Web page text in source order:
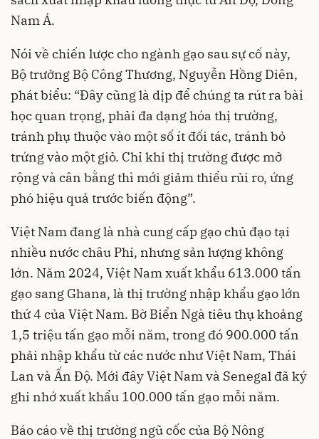
Nam Á.
Nói về chiến lược cho ngành gạo sau sự cố này,
Bộ trưởng Bộ Công Thương, Nguyễn Hồng Diên,
phát biểu: “Đây cũng là dịp để chúng ta rút ra bài
học quan trọng, phải đa dạng hóa thị trường,
tránh phụ thuộc vào một số ít đối tác, tránh bỏ
trứng vào một giỏ. Chỉ khi thị trường được mở
rộng và cân bằng thì mới giảm thiểu rủi ro, ứng
phó hiệu quả trước biến động”.
Việt Nam đang là nhà cung cấp gạo chủ đạo tại
nhiều nước châu Phi, nhưng sản lượng không
lớn. Năm 2024, Việt Nam xuất khẩu 613.000 tấn
gạo sang Ghana, là thị trường nhập khẩu gạo lớn
thứ 4 của Việt Nam. Bờ Biển Ngà tiêu thụ khoảng
1,5 triệu tấn gạo mỗi năm, trong đó 900.000 tấn
phải nhập khẩu từ các nước như Việt Nam, Thái
Lan và Ấn Độ. Mới đây Việt Nam và Senegal đã ký
ghi nhớ xuất khẩu 100.000 tấn gạo mỗi năm.
Báo cáo về thị trường ngũ cốc của Bộ Nông